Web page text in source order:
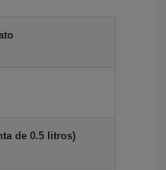
de 0.5 litros)